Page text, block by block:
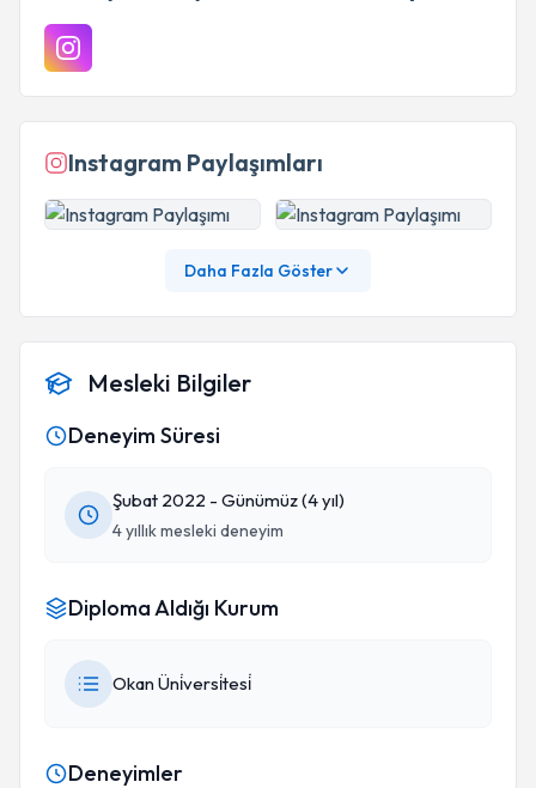
Instagram Paylaşımları
Daha Fazla Göster
Mesleki Bilgiler
Deneyim Süresi
Şubat 2022 - Günümüz (4 yıl)
4 yıllık mesleki deneyim
Diploma Aldığı Kurum
Okan Üni̇versi̇tesi̇
Deneyimler